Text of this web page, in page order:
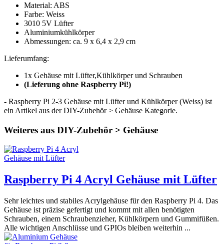
Material: ABS
Farbe: Weiss
3010 5V Lüfter
Aluminiumkühlkörper
Abmessungen: ca. 9 x 6,4 x 2,9 cm
Lieferumfang:
1x Gehäuse mit Lüfter,Kühlkörper und Schrauben
(Lieferung ohne Raspberry Pi!)
- Raspberry Pi 2-3 Gehäuse mit Lüfter und Kühlkörper (Weiss) ist
ein Artikel aus der DIY-Zubehör > Gehäuse Kategorie.
Weiteres aus DIY-Zubehör > Gehäuse
Raspberry Pi 4 Acryl Gehäuse mit Lüfter
Sehr leichtes und stabiles Acrylgehäuse für den Raspberry Pi 4. Das
Gehäuse ist präzise gefertigt und kommt mit allen benötigten
Schrauben, einem Schraubenzieher, Kühlkörpern und Gummifüßen.
Alle wichtigen Anschlüsse und GPIOs bleiben weiterhin ...